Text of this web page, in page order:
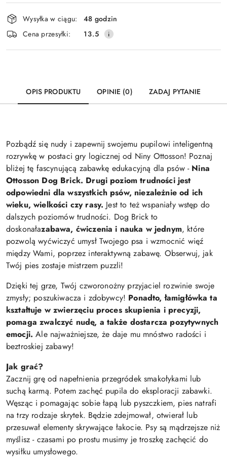
Wyślij
Dostępność
i
dostawa
Wysyłka w ciągu:
48 godzin
Cena przesyłki:
13.5
OPIS PRODUKTU OPINIE (0) ZADAJ PYTANIE
Pozbądź się nudy i zapewnij swojemu pupilowi inteligentną
rozrywkę w postaci gry logicznej od Niny Ottosson! Poznaj
bliżej tę fascynującą zabawkę edukacyjną dla psów - Nina
Ottosson Dog Brick. Drugi poziom trudności jest
odpowiedni dla wszystkich psów, niezależnie od ich
wieku, wielkości czy rasy. Jest to też wspaniały wstęp do
dalszych poziomów trudności. Dog Brick to
doskonałazabawa, ćwiczenia i nauka w jednym, które
pozwolą wyćwiczyć umysł Twojego psa i wzmocnić więź
między Wami, poprzez interaktywną zabawę. Obserwuj, jak
Twój pies zostaje mistrzem puzzli!
Dzięki tej grze, Twój czworonożny przyjaciel rozwinie swoje
zmysły; poszukiwacza i zdobywcy! Ponadto, łamigłówka ta
kształtuje w zwierzęciu proces skupienia i precyzji,
pomaga zwalczyć nudę, a także dostarcza pozytywnych
emocji. Ale najważniejsze, że daje mu mnóstwo radości i
beztroskiej zabawy!
Jak grać?
Zacznij grę od napełnienia przegródek smakołykami lub
suchą karmą. Potem zachęć pupila do eksploracji zabawki.
Węsząc i pomagając sobie łapą lub pyszczkiem, pies natrafi
na trzy rodzaje skrytek. Będzie zdejmował, otwierał lub
przesuwał elementy skrywające łakocie. Psy są mądrzejsze niż
myślisz - czasami po prostu musimy je troszkę zachęcić do
wysiłku umysłowego.